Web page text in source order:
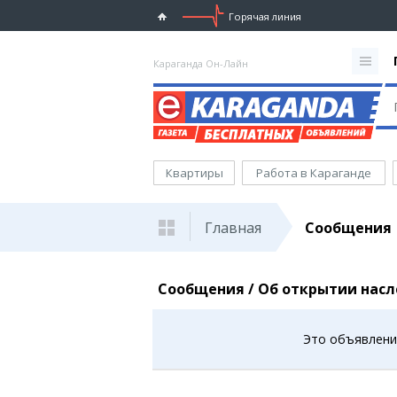
Горячая линия
Караганда Он-Лайн
Квартиры Работа в Караганде
Главная Сообщения
Сообщения / Об открытии
Это